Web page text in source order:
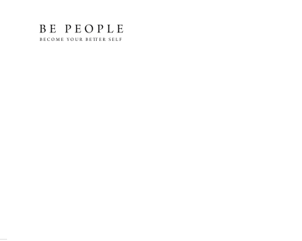
bepeople.co